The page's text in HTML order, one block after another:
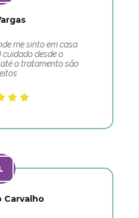
me sinto em casa
cuidado desde o
o tratamento são
Carvalho